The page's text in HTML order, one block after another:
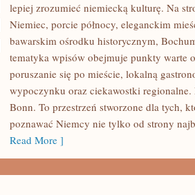
BIELEFELD
lepiej zrozumieć niemiecką kulturę. Na
Niemiec, porcie północy, eleganckim
bawarskim ośrodku historycznym,
tematyka wpisów obejmuje punkty warte
poruszanie się po mieście, lokalną
wypoczynku oraz ciekawostki
Bonn. To przestrzeń stworzone dla tych,
poznawać Niemcy nie tylko od strony
Read More ]